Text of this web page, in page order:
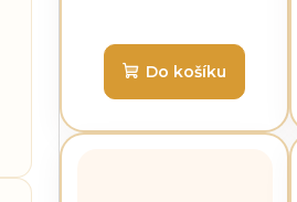
ů
Do košíku